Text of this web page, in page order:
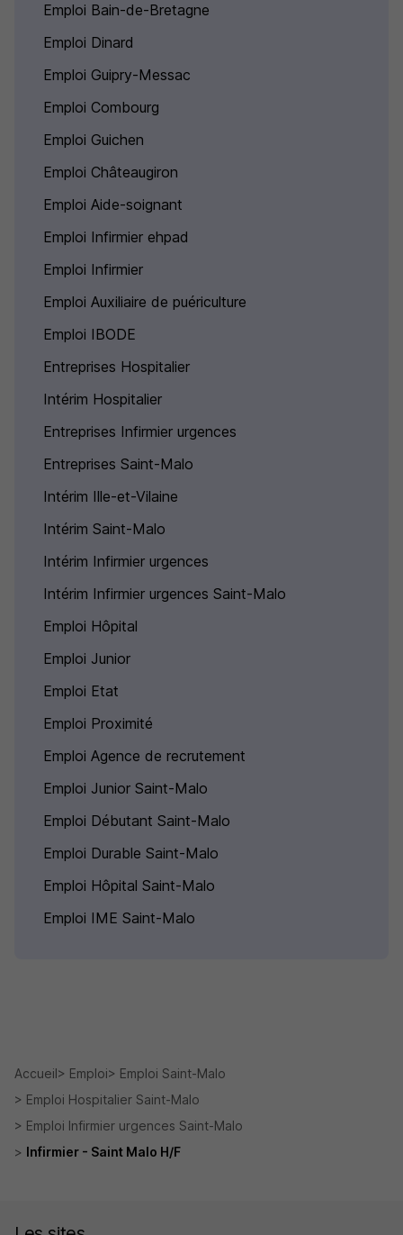
Emploi Bain-de-Bretagne
Emploi Dinard
Emploi Guipry-Messac
Emploi Combourg
Emploi Guichen
Emploi Châteaugiron
Emploi Aide-soignant
Emploi Infirmier ehpad
Emploi Infirmier
Emploi Auxiliaire de puériculture
Emploi IBODE
Entreprises Hospitalier
Intérim Hospitalier
Entreprises Infirmier urgences
Entreprises Saint-Malo
Intérim Ille-et-Vilaine
Intérim Saint-Malo
Intérim Infirmier urgences
Intérim Infirmier urgences Saint-Malo
Emploi Hôpital
Emploi Junior
Emploi Etat
Emploi Proximité
Emploi Agence de recrutement
Emploi Junior Saint-Malo
Emploi Débutant Saint-Malo
Emploi Durable Saint-Malo
Emploi Hôpital Saint-Malo
Emploi IME Saint-Malo
Accueil Emploi
Emploi Saint-Malo
Emploi Hospitalier Saint-Malo
Emploi Infirmier urgences Saint-Malo
Infirmier - Saint Malo H/F